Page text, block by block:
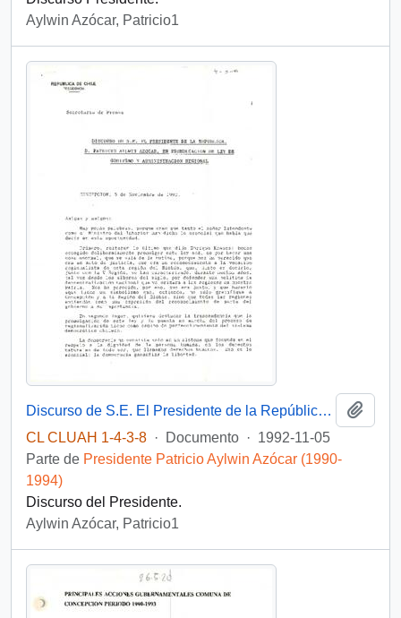
Aylwin Azócar, Patricio1
Discurso de S.E. El Presidente de la República, D. Patricio Aylwin Azocar, en promulgación de Ley de Gobierno y Administración Regional
CL CLUAH 1-4-3-8 · Documento · 1992-11-05
Parte de Presidente Patricio Aylwin Azócar (1990-
1994)
Discurso del Presidente.
Aylwin Azócar, Patricio1